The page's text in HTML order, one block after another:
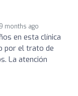
9 months ago
en esta clínica
por el trato de
La atención